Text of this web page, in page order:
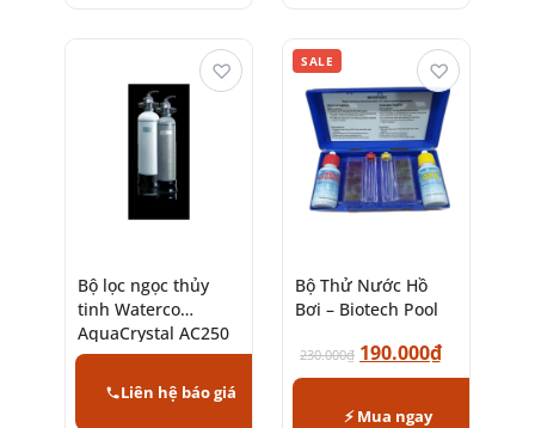
Bộ lọc ngọc thủy
tinh Waterco
AquaCrystal AC250
– AC1050 (Glass
Pearls)Liên hệ báo giá
♡ SALE
Bộ Thử Nước Hồ
Bơi – Biotech Pool
230.000₫ 190.000₫
⚡ Mua ngay
♡